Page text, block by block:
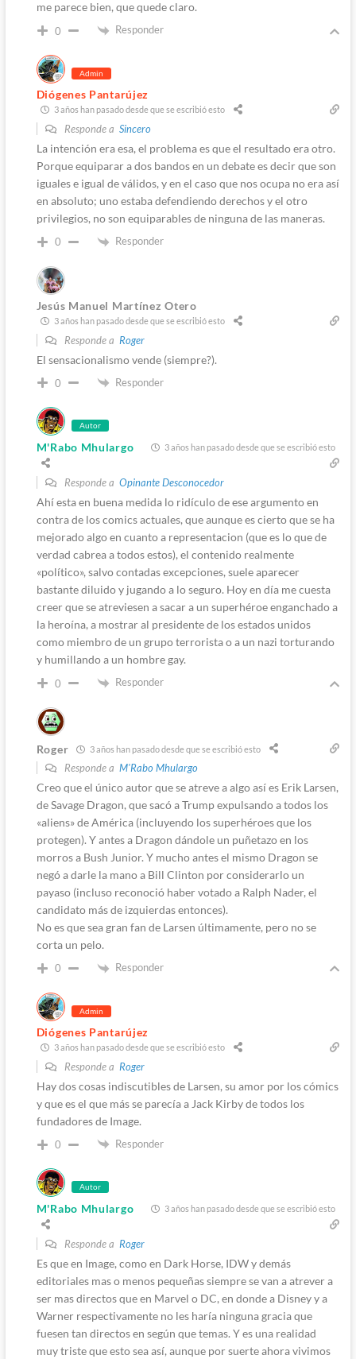
me parece bien, que quede claro.
0 Responder
Admin
Diógenes Pantarújez
3 años han pasado desde que se escribió esto
Responde a Sincero
La intención era esa, el problema es que el resultado era otro.
Porque equiparar a dos bandos en un debate es decir que son
iguales e igual de válidos, y en el caso que nos ocupa no era así
en absoluto; uno estaba defendiendo derechos y el otro
privilegios, no son equiparables de ninguna de las maneras.
0 Responder
Jesús Manuel Martínez Otero
3 años han pasado desde que se escribió esto
Responde a Roger
El sensacionalismo vende (siempre?).
0 Responder
Autor
M'Rabo Mhulargo 3 años han pasado desde que se escribió esto
Responde a Opinante Desconocedor
Ahí esta en buena medida lo ridículo de ese argumento en
contra de los comics actuales, que aunque es cierto que se ha
mejorado algo en cuanto a representacion (que es lo que de
verdad cabrea a todos estos), el contenido realmente
«político», salvo contadas excepciones, suele aparecer
bastante diluido y jugando a lo seguro. Hoy en día me cuesta
creer que se atreviesen a sacar a un superhéroe enganchado a
la heroína, a mostrar al presidente de los estados unidos
como miembro de un grupo terrorista o a un nazi torturando
y humillando a un hombre gay.
0 Responder
Roger 3 años han pasado desde que se escribió esto
Responde a M'Rabo Mhulargo
Creo que el único autor que se atreve a algo así es Erik Larsen,
de Savage Dragon, que sacó a Trump expulsando a todos los
«aliens» de América (incluyendo los superhéroes que los
protegen). Y antes a Dragon dándole un puñetazo en los
morros a Bush Junior. Y mucho antes el mismo Dragon se
negó a darle la mano a Bill Clinton por considerarlo un
payaso (incluso reconoció haber votado a Ralph Nader, el
candidato más de izquierdas entonces).
No es que sea gran fan de Larsen últimamente, pero no se
corta un pelo.
0 Responder
Admin
Diógenes Pantarújez
3 años han pasado desde que se escribió esto
Responde a Roger
Hay dos cosas indiscutibles de Larsen, su amor por los cómics
y que es el que más se parecía a Jack Kirby de todos los
fundadores de Image.
0 Responder
Autor
M'Rabo Mhulargo 3 años han pasado desde que se escribió esto
Responde a Roger
Es que en Image, como en Dark Horse, IDW y demás
editoriales mas o menos pequeñas siempre se van a atrever a
ser mas directos que en Marvel o DC, en donde a Disney y a
Warner respectivamente no les haría ninguna gracia que
fuesen tan directos en según que temas. Y es una realidad
muy triste que esto sea así, aunque por suerte ahora vivimos